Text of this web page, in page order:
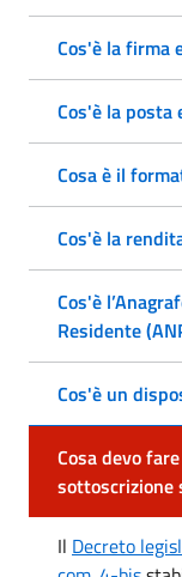
Cos'è la firma
Cos'è la posta
Cosa è il
Cos'è la
Cos'è
Residente
Cos'è un
Cosa devo
sottoscrizione
Il Decreto